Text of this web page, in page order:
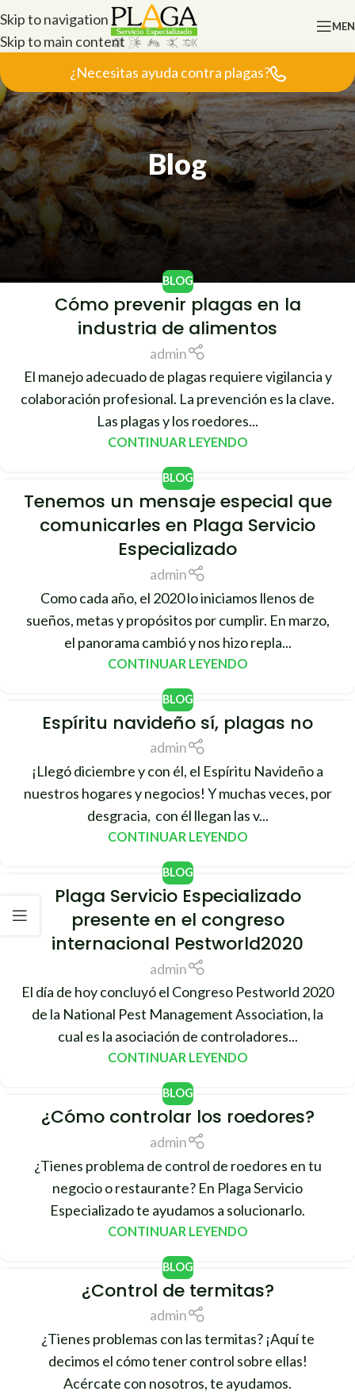
Skip to navigation
Skip to main content
¿Necesitas ayuda contra plagas?
Blog
BLOG
Cómo prevenir plagas en la
industria de alimentos
admin
El manejo adecuado de plagas requiere vigilancia y
colaboración profesional. La prevención es la clave.
Las plagas y los roedores...
CONTINUAR LEYENDO
31
BLOG
Tenemos un mensaje especial que
comunicarles en Plaga Servicio
Especializado
admin
Como cada año, el 2020 lo iniciamos llenos de
sueños, metas y propósitos por cumplir. En marzo,
el panorama cambió y nos hizo repla...
CONTINUAR LEYENDO
BLOG
Espíritu navideño sí, plagas no
admin
¡Llegó diciembre y con él, el Espíritu Navideño a
nuestros hogares y negocios! Y muchas veces, por
desgracia, con él llegan las v...
CONTINUAR LEYENDO
OCT
BLOG
Plaga Servicio Especializado
presente en el congreso
internacional Pestworld2020
admin
El día de hoy concluyó el Congreso Pestworld 2020
de la National Pest Management Association, la
cual es la asociación de controladores...
CONTINUAR LEYENDO
BLOG
¿Cómo controlar los roedores?
admin
¿Tienes problema de control de roedores en tu
negocio o restaurante? En Plaga Servicio
Especializado te ayudamos a solucionarlo.
CONTINUAR LEYENDO
BLOG
¿Control de termitas?
admin
¿Tienes problemas con las termitas? ¡Aquí te
decimos el cómo tener control sobre ellas!
Acércate con nosotros, te ayudamos.